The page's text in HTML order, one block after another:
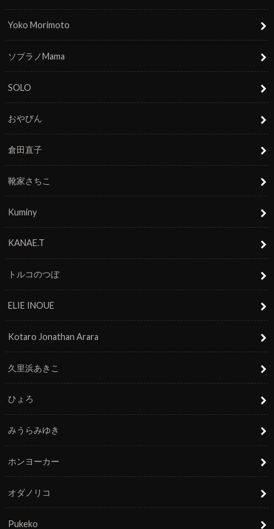
Yoko Morimoto
ソプラノMama
SOLO
おやびん
倉田直子
靴家さちこ
Kuminy
KANAE.T
トルコのつぼ
ELIE INOUE
Kotaro Jonathan Arara
久里浜あきこ
ひょろ
みうらみゆき
ホンヨーカー
オダノリコ
Pukeko